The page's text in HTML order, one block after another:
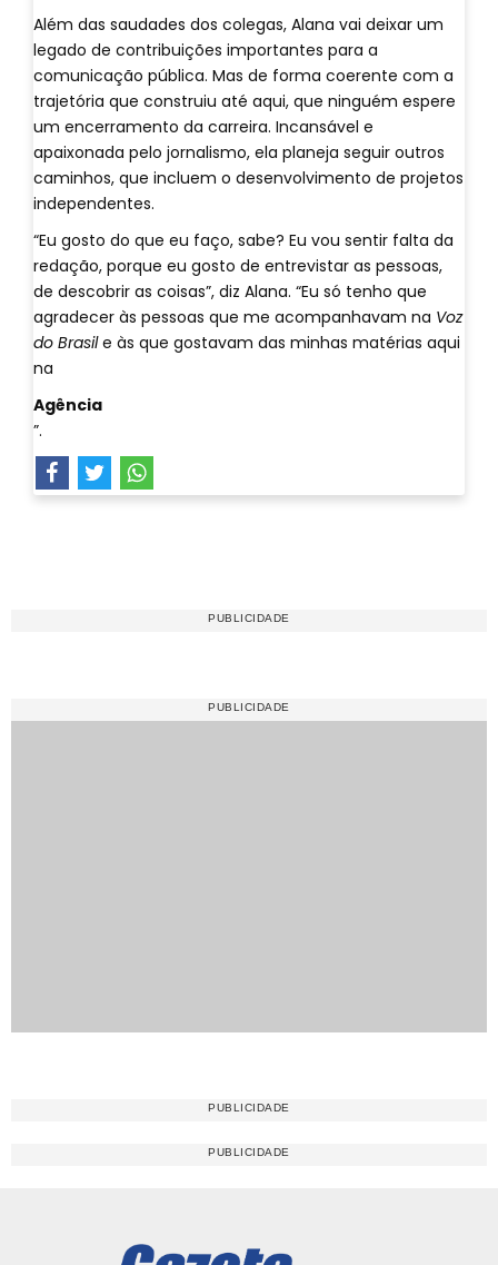
Além das saudades dos colegas, Alana vai deixar um
legado de contribuições importantes para a
comunicação pública. Mas de forma coerente com a
trajetória que construiu até aqui, que ninguém espere
um encerramento da carreira. Incansável e
apaixonada pelo jornalismo, ela planeja seguir outros
caminhos, que incluem o desenvolvimento de projetos
independentes.
“Eu gosto do que eu faço, sabe? Eu vou sentir falta da
redação, porque eu gosto de entrevistar as pessoas,
de descobrir as coisas”, diz Alana. “Eu só tenho que
agradecer às pessoas que me acompanhavam na Voz
do Brasile às que gostavam das minhas matérias aqui
na
Agência
”.